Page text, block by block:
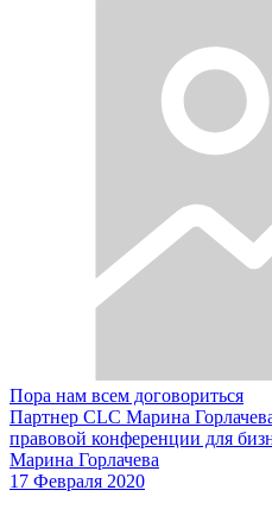
Пора нам всем договориться
Партнер CLC Марина
правовой конференции для
Марина Горлачева
17 Февраля 2020